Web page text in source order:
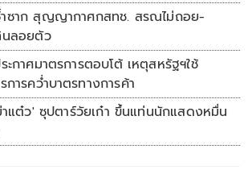
าก สุญญากาศกสทช. สรณไม่ถอย-
ลอยตัว
ะกาศมาตรการตอบโต้ เหตุสหรัฐฯใช้
การคว่ำบาตรทางการค้า
แต๋ว' ซุปตาร์วัยเก๋า ขึ้นแท่นนักแสดงหมื่น